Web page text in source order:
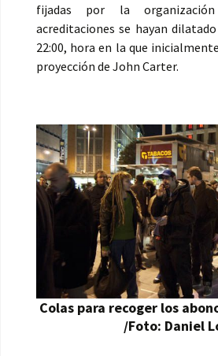
fijadas por la
acreditaciones se hayan
22:00, hora en la que
proyección de John Carter.
Colas para recoger los
/Foto: Daniel